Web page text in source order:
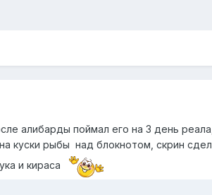
алибарды поймал его на 3 день
куски рыбы над блокнотом, скрин
и кираса